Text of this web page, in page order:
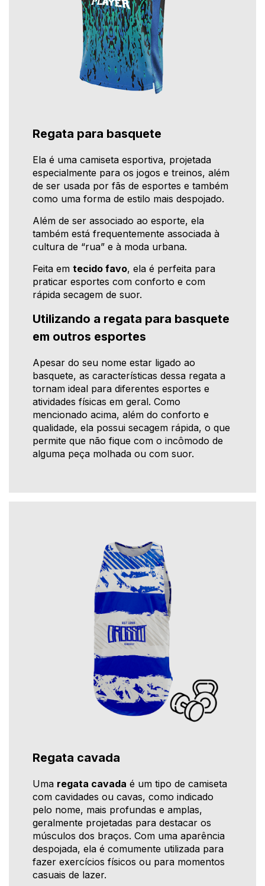
Regata para basquete
Ela é uma camiseta esportiva, projetada
especialmente para os jogos e treinos, além
de ser usada por fãs de esportes e também
como uma forma de estilo mais despojado.
Além de ser associado ao esporte, ela
também está frequentemente associada à
cultura de “rua” e à moda urbana.
Feita em tecido favo, ela é perfeita para
praticar esportes com conforto e com
rápida secagem de suor.
Utilizando a regata para basquete
em outros esportes
Apesar do seu nome estar ligado ao
basquete, as características dessa regata a
tornam ideal para diferentes esportes e
atividades físicas em geral. Como
mencionado acima, além do conforto e
qualidade, ela possui secagem rápida, o que
permite que não fique com o incômodo de
alguma peça molhada ou com suor.
Regata cavada
Uma regata cavada é um tipo de camiseta
com cavidades ou cavas, como indicado
pelo nome, mais profundas e amplas,
geralmente projetadas para destacar os
músculos dos braços. Com uma aparência
despojada, ela é comumente utilizada para
fazer exercícios físicos ou para momentos
casuais de lazer.